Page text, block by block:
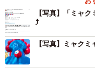
【写真】「ミャ
⤴︎
【写真】ミャク